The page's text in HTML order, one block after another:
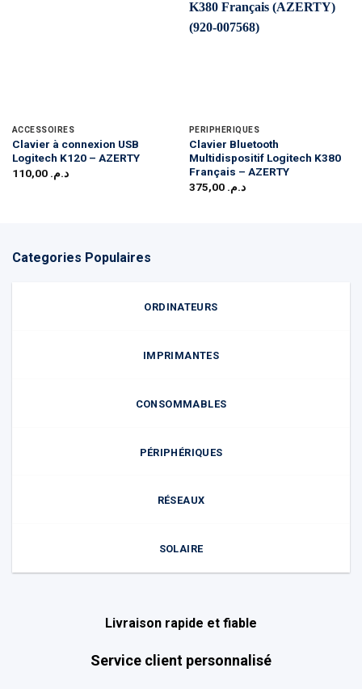
ACCESSOIRES
Clavier à connexion USB
Logitech K120 – AZERTY
د.م. 110,00
PÉRIPHÉRIQUES
Clavier Bluetooth
Multidispositif Logitech K380
Français – AZERTY
د.م. 375,00
Categories Populaires
ORDINATEURS
IMPRIMANTES
CONSOMMABLES
PÉRIPHÉRIQUES
RÉSEAUX
SOLAIRE
Livraison rapide et fiable
Service client personnalisé